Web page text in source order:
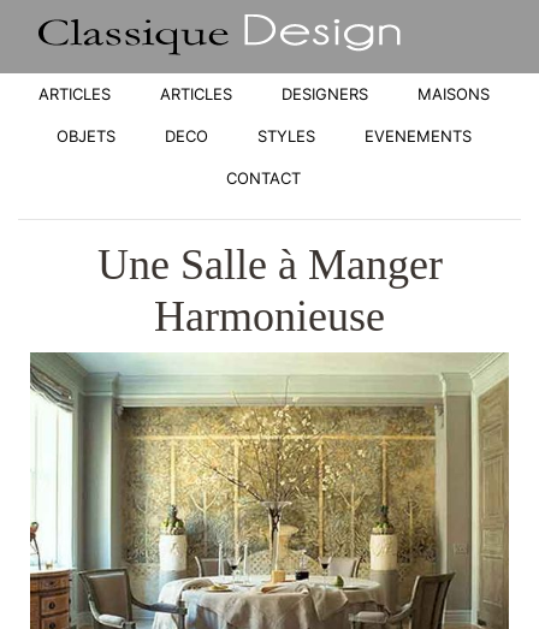
ARTICLES ARTICLES DESIGNERS MAISONS
OBJETS DECO STYLES EVENEMENTS
CONTACT
Une Salle à Manger
Harmonieuse